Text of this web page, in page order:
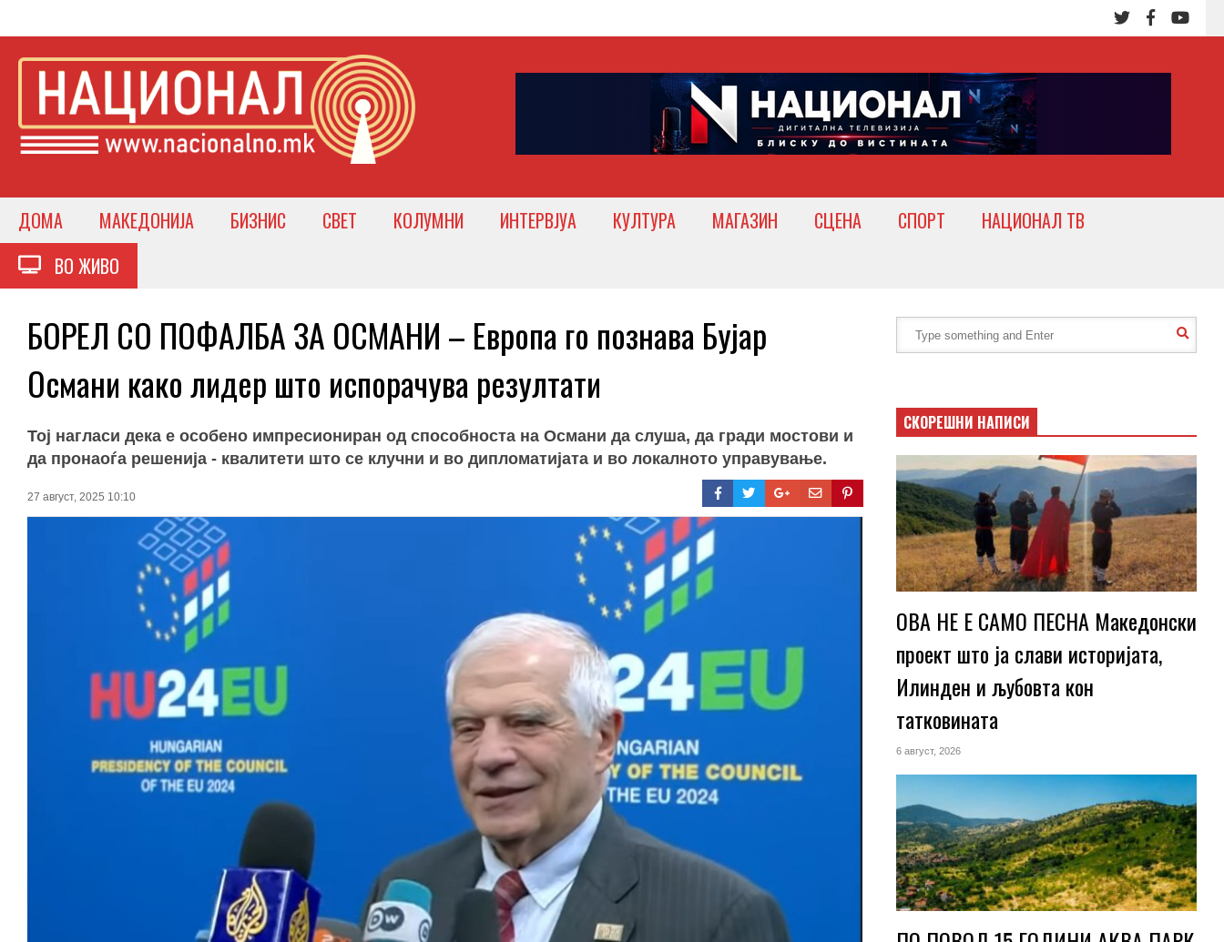
ДОМА МАКЕДОНИЈА БИЗНИС СВЕТ КОЛУМНИ ИНТЕРВЈУА КУЛТУРА МАГАЗИН СЦЕНА СПОРТ
НАЦИОНАЛ ТВ
ВО ЖИВО
БОРЕЛ СО ПОФАЛБА ЗА ОСМАНИ – Европа го познава Бујар
Османи како лидер што испорачува резултати
Тој нагласи дека е особено импресиониран од способноста на Османи да слуша, да гради мостови и
да пронаоѓа решенија - квалитети што се клучни и во дипломатијата и во локалното управување.
27 август, 2025 10:10
СКОРЕШНИ НАПИСИ
ОВА НЕ Е САМО ПЕСНА Македонски
проект што ја слави историјата,
Илинден и љубовта кон
татковината
6 август, 2026